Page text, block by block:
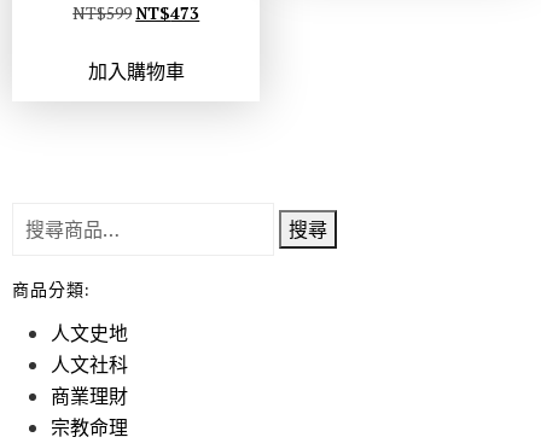
NT$599 NT$473
加入購物車
搜尋
商品分類:
人文史地
人文社科
商業理財
宗教命理